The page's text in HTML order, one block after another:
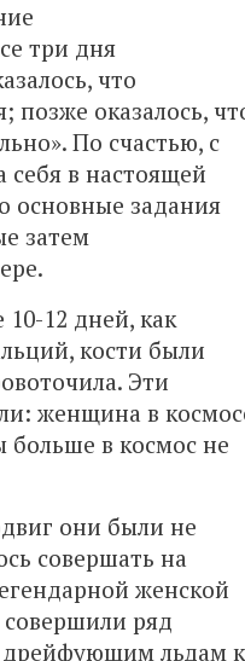
три дня
что
позже оказалось,
По счастью, с
себя в настоящей
основные задания
затем
12 дней, как
кости были
Эти
женщина в
больше в космос не
они были не
совершать на
женской
ряд
дрейфующим льдам к